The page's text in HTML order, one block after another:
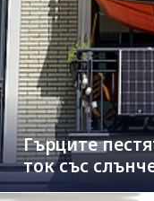
Гърците
ток със